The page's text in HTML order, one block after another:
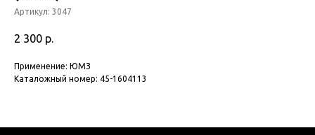
Артикул: 3047
2 300 р.
Применение: ЮМЗ
Каталожный номер: 45-1604113